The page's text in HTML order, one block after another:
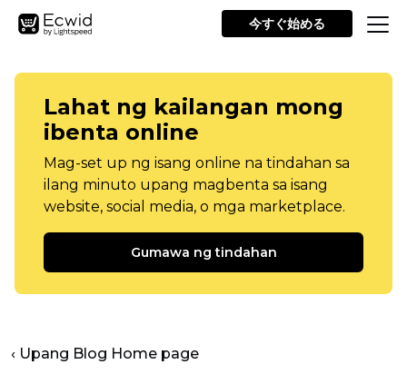
今すぐ始める
Lahat ng kailangan mong
ibenta online
Mag-set up ng isang online na tindahan sa
ilang minuto upang magbenta sa isang
website, social media, o mga marketplace.
Gumawa ng tindahan
‹ Upang Blog Home page